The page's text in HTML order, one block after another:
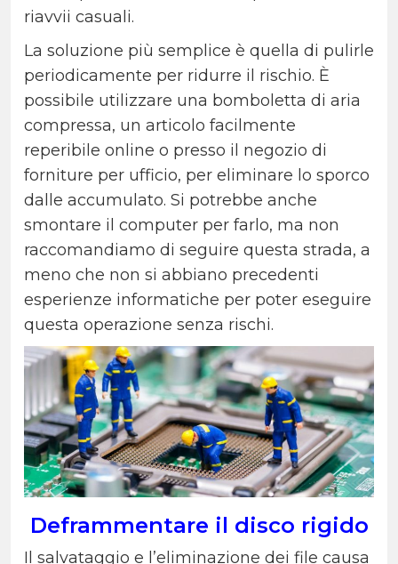
riavvii casuali.
La soluzione più semplice è quella di pulirle
periodicamente per ridurre il rischio. È
possibile utilizzare una bomboletta di aria
compressa, un articolo facilmente
reperibile online o presso il negozio di
forniture per ufficio, per eliminare lo sporco
dalle accumulato. Si potrebbe anche
smontare il computer per farlo, ma non
raccomandiamo di seguire questa strada, a
meno che non si abbiano precedenti
esperienze informatiche per poter eseguire
questa operazione senza rischi.
Deframmentare il disco rigido
Il salvataggio e l’eliminazione dei file causa